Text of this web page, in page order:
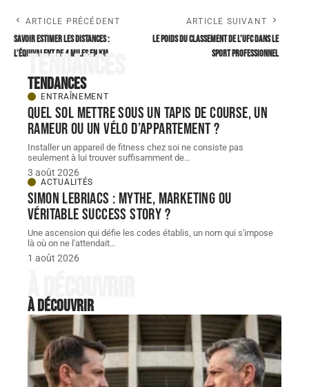
ARTICLE PRÉCÉDENT
Savoir estimer les distances :
l’équivalent de 4 miles en km
ARTICLE SUIVANT
Le poids du classement de l’UFC dans le
sport professionnel
Tendances
Tendances
ENTRAÎNEMENT
Quel sol mettre sous un tapis de course, un
rameur ou un vélo d’appartement ?
Installer un appareil de fitness chez soi ne consiste pas
seulement à lui trouver suffisamment de…
3 août 2026
ACTUALITÉS
Simon Lebriacs : mythe, marketing ou
véritable success story ?
Une ascension qui défie les codes établis, un nom qui s'impose
là où on ne l'attendait…
1 août 2026
À découvrir
À découvrir